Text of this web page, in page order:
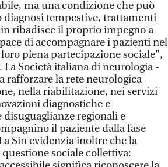
ma una condizione che può
diagnosi tempestive, trattamenti
ribadisce il proprio impegno a
di accompagnare i pazienti nel
piena partecipazione sociale",
Società italiana di neurologia -
rafforzare la rete neurologica
nella riabilitazione, nei servizi
diagnostiche e
regionali e
il paziente dalla fase
Sin evidenzia inoltre che la
sociale collettiva: